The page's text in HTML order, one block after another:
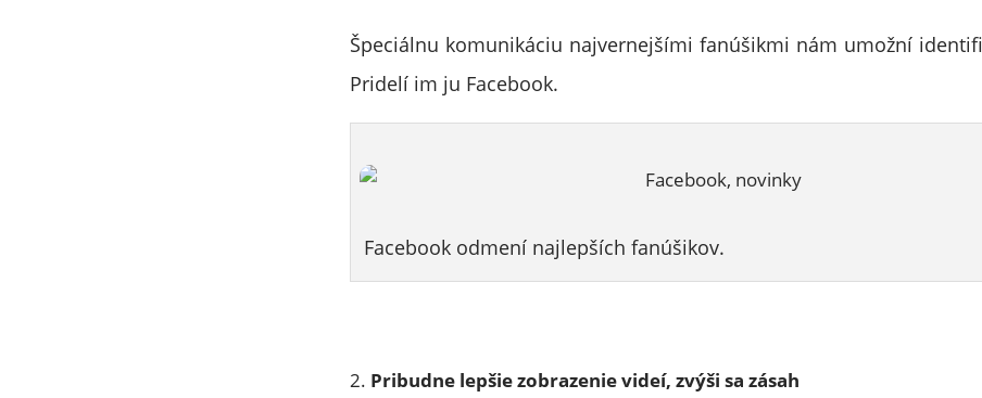
Špeciálnu komunikáciu najvernejšími fanúšikmi nám umožní
Pridelí im ju Facebook.
Facebook odmení najlepších fanúšikov.
Pribudne lepšie zobrazenie videí, zvýši sa zásah